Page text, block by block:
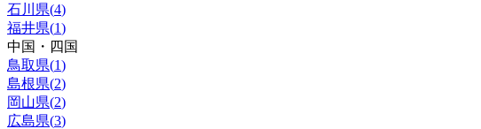
石川県(4)
福井県(1)
中国・四国
鳥取県(1)
島根県(2)
岡山県(2)
広島県(3)